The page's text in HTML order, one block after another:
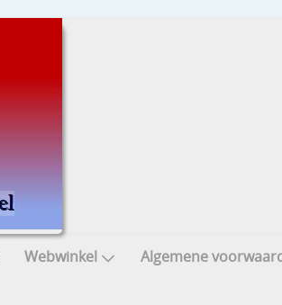
Webwinkel Algemene